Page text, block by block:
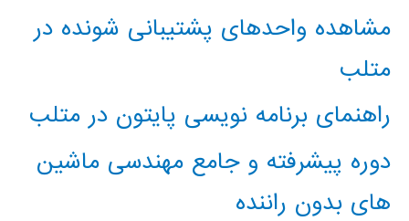
مشاهده واحدهای پشتیبانی شونده در
متلب
راهنمای برنامه نویسی پایتون در متلب
دوره پیشرفته و جامع مهندسی ماشین
های بدون راننده